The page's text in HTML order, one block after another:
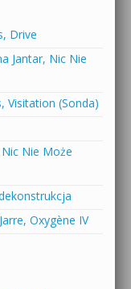
Drive
Jantar, Nic Nie
Visitation (Sonda)
Nie Może
Oxygène IV